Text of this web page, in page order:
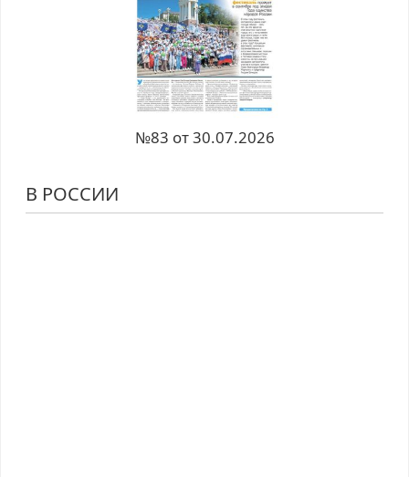
№83 от 30.07.2026
В РОССИИ